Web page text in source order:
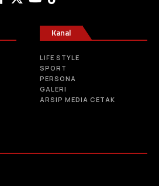
Kanal
LIFE STYLE
SPORT
PERSONA
GALERI
ARSIP MEDIA CETAK